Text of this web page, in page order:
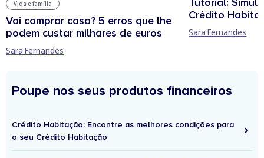
Vida e família
Vai comprar casa? 5 erros que lhe
podem custar milhares de euros
Sara Fernandes
Crédito
Sara Fernandes
Poupe nos seus produtos financeiros
Crédito Habitação: Encontre as melhores condições para
o seu Crédito Habitação